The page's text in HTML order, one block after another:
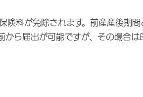
料が免除されます。前産産後期間
から届出が可能ですが、その場合は